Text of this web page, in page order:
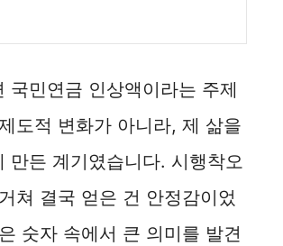
국민연금 인상액이라는 주제
도적 변화가 아니라, 제 삶을
만든 계기였습니다. 시행착오
쳐 결국 얻은 건 안정감이었
숫자 속에서 큰 의미를 발견